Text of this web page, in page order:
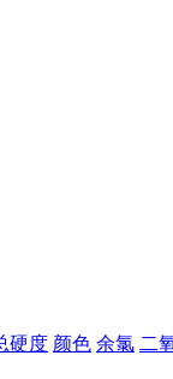
硬度 颜色 余氯 二